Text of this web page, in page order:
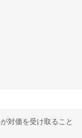
対価を受け取ること